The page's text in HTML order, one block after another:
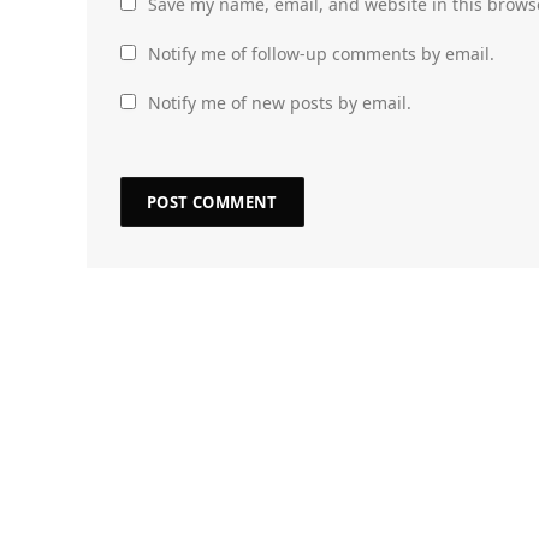
Save my name, email, and website in this
Notify me of follow-up comments by email.
Notify me of new posts by email.